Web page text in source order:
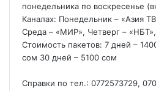
понедельника по воскресенье
Каналах: Понедельник – «Азия
Среда – «МИР», Четверг –
Стоимость пакетов: 7 дней –
сом 30 дней – 5100 сом
Справки по тел.: 0772573729,